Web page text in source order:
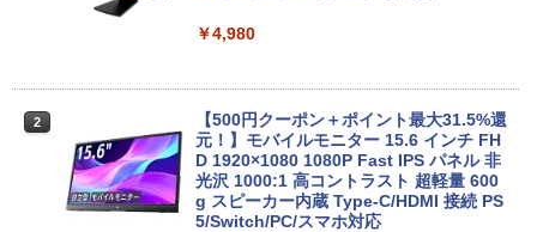
バイルpc office付き
中古パソコン 東芝TOSHIBA ノートパソ
コン B55 15.6型 Win 11 Office 2019搭
載 第11世代i5 メモリ 8GB SSD 256GB
無線WIFI USB 3.1 HDMI DVDドライブ
トとマウス） 3ケ月保証
超得2,000円OFF&P2倍｜Windows11正
式対応｜楽天1位｜最大180日保証｜CPU
第8世代｜HP 中古デスクトップパソコン
Windows11 office付き｜メモリ8GB SS
￥4,980
2
【500円クーポン＋ポイント最大31.5%還
元！】モバイルモニター 15.6 インチ FH
D 1920×1080 1080P Fast IPS パネル 非
光沢 1000:1 高コントラスト 超軽量 600
g スピーカー内蔵 Type-C/HDMI 接続 PS
5/Switch/PC/スマホ対応